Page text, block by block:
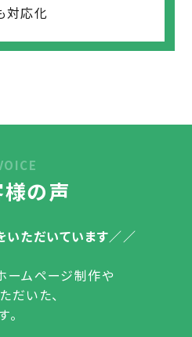
対応化
様の声
いただいています
ームページ制作や
だいた、